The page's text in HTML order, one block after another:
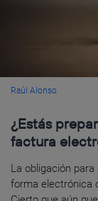
Raúl Alonso
¿Estás
factura
La obligación
forma electrónica